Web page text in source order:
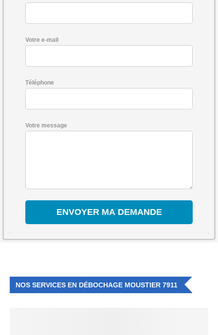
Votre e-mail
Téléphone
Votre message
NOS SERVICES EN DÉBOCHAGE MOUSTIER 7911